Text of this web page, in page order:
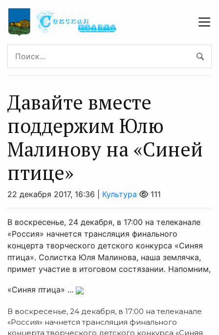
Давайте вместе
поддержим Юлю
Малинову на «Синей
птице»
22 декабря 2017, 16:36 | Культура 111
В воскресенье, 24 декабря, в 17:00 на телеканале
«Россия» начнется трансляция финального
концерта творческого детского конкурса «Синяя
птица». Солистка Юля Малинова, наша землячка,
примет участие в итоговом состязании. Напомним,
«Синяя птица» ...
В воскресенье, 24 декабря, в 17:00 на телеканале
«Россия» начнется трансляция финального
концерта творческого детского конкурса «Синяя